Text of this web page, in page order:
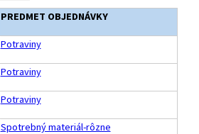
PREDMET OBJEDNÁVKY
Potraviny
Potraviny
Potraviny
Spotrebný materiál-rôzne